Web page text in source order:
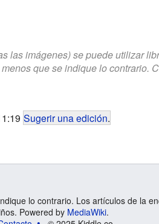
las imágenes) se puede utilizar
que se indique lo contrario.
Sugerir una edición.
lo contrario. Los artículos de la
Powered by MediaWiki.